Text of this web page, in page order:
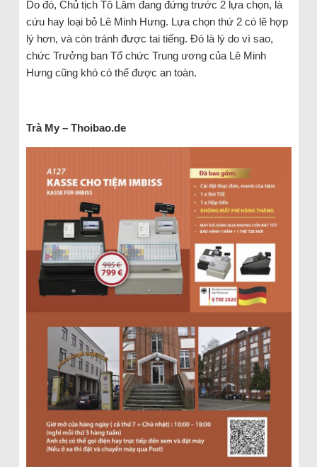
Do đó, Chủ tịch Tô Lâm đang đứng trước 2 lựa chọn, là
cứu hay loại bỏ Lê Minh Hưng. Lựa chọn thứ 2 có lẽ hợp
lý hơn, và còn tránh được tai tiếng. Đó là lý do vì sao,
chức Trưởng ban Tổ chức Trung ương của Lê Minh
Hưng cũng khó có thể được an toàn.
Trà My – Thoibao.de